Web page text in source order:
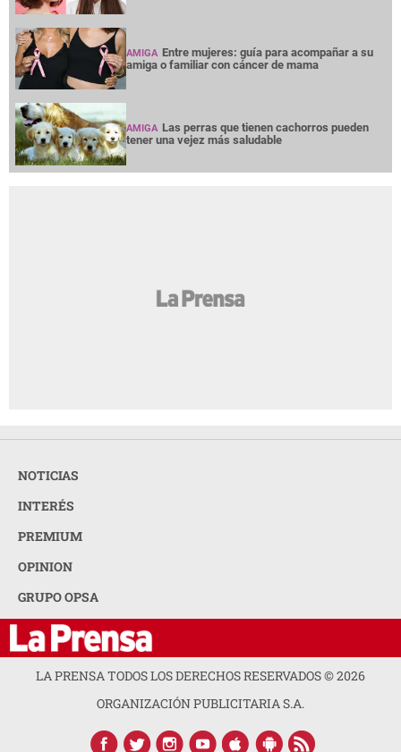
AMIGA Entre mujeres: guía para acompañar a su
amiga o familiar con cáncer de mama
AMIGA Las perras que tienen cachorros pueden
tener una vejez más saludable
NOTICIAS
INTERÉS
PREMIUM
OPINION
GRUPO OPSA
LA PRENSA TODOS LOS DERECHOS RESERVADOS ©2026
ORGANIZACIÓN PUBLICITARIA S.A.